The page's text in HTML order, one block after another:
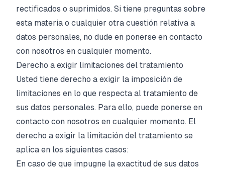
rectificados o suprimidos. Si tiene preguntas sobre
esta materia o cualquier otra cuestión relativa a
datos personales, no dude en ponerse en contacto
con nosotros en cualquier momento.
Derecho a exigir limitaciones del tratamiento
Usted tiene derecho a exigir la imposición de
limitaciones en lo que respecta al tratamiento de
sus datos personales. Para ello, puede ponerse en
contacto con nosotros en cualquier momento. El
derecho a exigir la limitación del tratamiento se
aplica en los siguientes casos:
En caso de que impugne la exactitud de sus datos